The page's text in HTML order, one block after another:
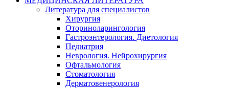
Литература для специалистов
Хирургия
Оториноларингология
Гастроэнтерология. Диетология
Педиатрия
Неврология. Нейрохирургия
Офтальмология
Стоматология
Дерматовенерология